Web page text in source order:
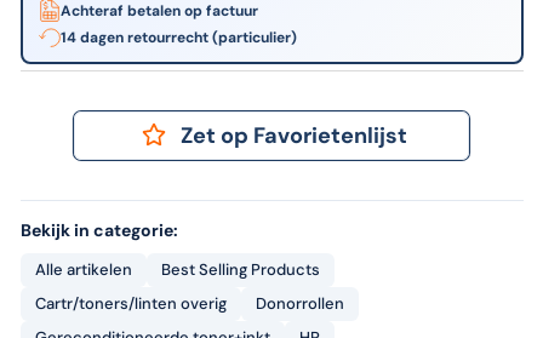
Achteraf betalen op factuur
14 dagen retourrecht (particulier)
Zet op Favorietenlijst
Bekijk in categorie:
Alle artikelen
Best Selling Products
Cartr/toners/linten overig
Donorrollen